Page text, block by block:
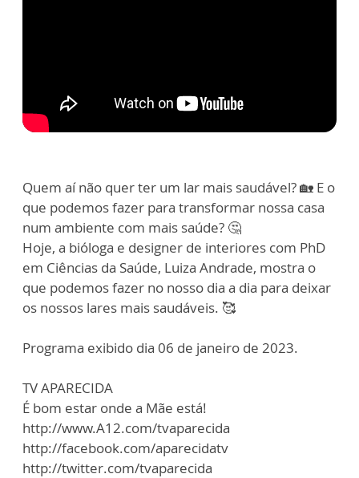
Quem aí não quer ter um lar mais saudável? 🏡 E o
que podemos fazer para transformar nossa casa
num ambiente com mais saúde? 🤔
Hoje, a bióloga e designer de interiores com PhD
em Ciências da Saúde, Luiza Andrade, mostra o
que podemos fazer no nosso dia a dia para deixar
os nossos lares mais saudáveis. 🥰
Programa exibido dia 06 de janeiro de 2023.
TV APARECIDA
É bom estar onde a Mãe está!
http://www.A12.com/tvaparecida
http://facebook.com/aparecidatv
http://twitter.com/tvaparecida